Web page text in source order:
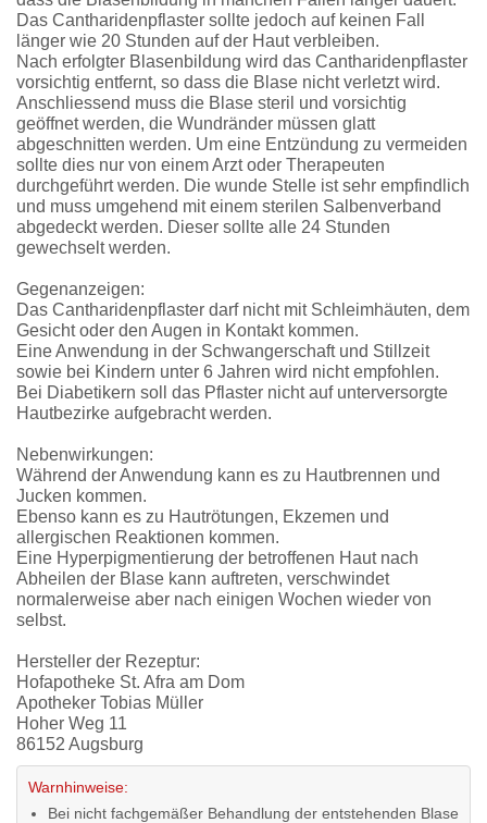
Das Cantharidenpflaster sollte jedoch auf keinen Fall
länger wie 20 Stunden auf der Haut verbleiben.
Nach erfolgter Blasenbildung wird das Cantharidenpflaster
vorsichtig entfernt, so dass die Blase nicht verletzt wird.
Anschliessend muss die Blase steril und vorsichtig
geöffnet werden, die Wundränder müssen glatt
abgeschnitten werden. Um eine Entzündung zu vermeiden
sollte dies nur von einem Arzt oder Therapeuten
durchgeführt werden. Die wunde Stelle ist sehr empfindlich
und muss umgehend mit einem sterilen Salbenverband
abgedeckt werden. Dieser sollte alle 24 Stunden
gewechselt werden.
Gegenanzeigen:
Das Cantharidenpflaster darf nicht mit Schleimhäuten, dem
Gesicht oder den Augen in Kontakt kommen.
Eine Anwendung in der Schwangerschaft und Stillzeit
sowie bei Kindern unter 6 Jahren wird nicht empfohlen.
Bei Diabetikern soll das Pflaster nicht auf unterversorgte
Hautbezirke aufgebracht werden.
Nebenwirkungen:
Während der Anwendung kann es zu Hautbrennen und
Jucken kommen.
Ebenso kann es zu Hautrötungen, Ekzemen und
allergischen Reaktionen kommen.
Eine Hyperpigmentierung der betroffenen Haut nach
Abheilen der Blase kann auftreten, verschwindet
normalerweise aber nach einigen Wochen wieder von
selbst.
Hersteller der Rezeptur:
Hofapotheke St. Afra am Dom
Apotheker Tobias Müller
Hoher Weg 11
86152 Augsburg
Warnhinweise:
Bei nicht fachgemäßer Behandlung der entstehenden Blase